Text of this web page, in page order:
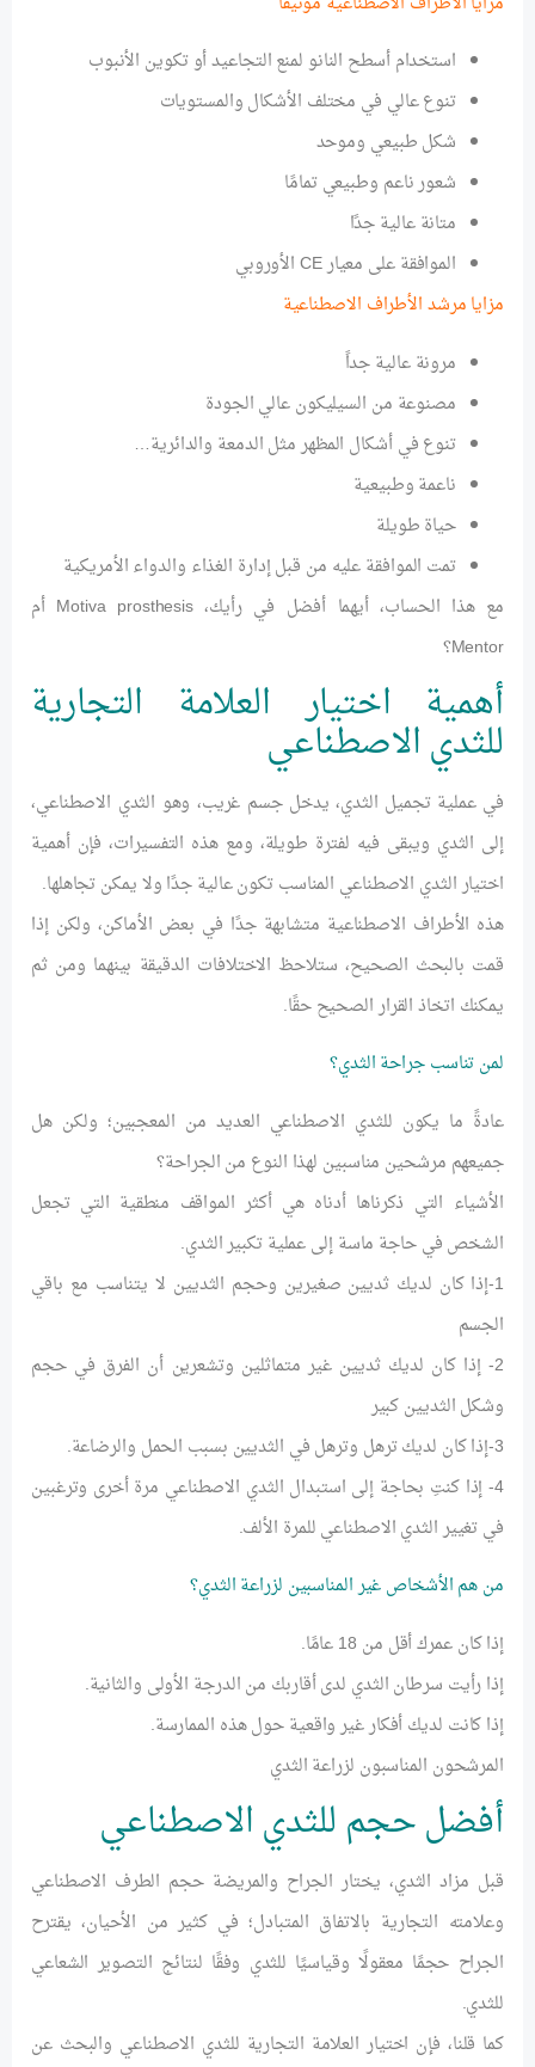
استخدام أسطح النانو لمنع التجاعيد أو تكوين الأنبوب
تنوع عالي في مختلف الأشكال والمستويات
شكل طبيعي وموحد
شعور ناعم وطبيعي تمامًا
متانة عالية جدًا
الموافقة على معيار CE الأوروبي
مزايا مرشد الأطراف الاصطناعية
مرونة عالية جداً
مصنوعة من السيليكون عالي الجودة
تنوع في أشكال المظهر مثل الدمعة والدائرية…
ناعمة وطبيعية
حياة طويلة
تمت الموافقة عليه من قبل إدارة الغذاء والدواء الأمريكية
مع هذا الحساب، أيهما أفضل في رأيك، Motiva prosthesis أم
Mentor؟
أهمية اختيار العلامة التجارية
للثدي الاصطناعي
في عملية تجميل الثدي، يدخل جسم غريب، وهو الثدي الاصطناعي،
إلى الثدي ويبقى فيه لفترة طويلة، ومع هذه التفسيرات، فإن أهمية
اختيار الثدي الاصطناعي المناسب تكون عالية جدًا ولا يمكن تجاهلها.
هذه الأطراف الاصطناعية متشابهة جدًا في بعض الأماكن، ولكن إذا
قمت بالبحث الصحيح، ستلاحظ الاختلافات الدقيقة بينهما ومن ثم
يمكنك اتخاذ القرار الصحيح حقًا.
لمن تناسب جراحة الثدي؟
عادةً ما يكون للثدي الاصطناعي العديد من المعجبين؛ ولكن هل
جميعهم مرشحين مناسبين لهذا النوع من الجراحة؟
الأشياء التي ذكرناها أدناه هي أكثر المواقف منطقية التي تجعل
الشخص في حاجة ماسة إلى عملية تكبير الثدي.
1-إذا كان لديك ثديين صغيرين وحجم الثديين لا يتناسب مع باقي
الجسم
2- إذا كان لديك ثديين غير متماثلين وتشعرين أن الفرق في حجم
وشكل الثديين كبير
3-إذا كان لديك ترهل وترهل في الثديين بسبب الحمل والرضاعة.
4- إذا كنتِ بحاجة إلى استبدال الثدي الاصطناعي مرة أخرى وترغبين
في تغيير الثدي الاصطناعي للمرة الألف.
من هم الأشخاص غير المناسبين لزراعة الثدي؟
إذا كان عمرك أقل من 18 عامًا.
إذا رأيت سرطان الثدي لدى أقاربك من الدرجة الأولى والثانية.
إذا كانت لديك أفكار غير واقعية حول هذه الممارسة.
المرشحون المناسبون لزراعة الثدي
أفضل حجم للثدي الاصطناعي
قبل مزاد الثدي، يختار الجراح والمريضة حجم الطرف الاصطناعي
وعلامته التجارية بالاتفاق المتبادل؛ في كثير من الأحيان، يقترح
الجراح حجمًا معقولًا وقياسيًا للثدي وفقًا لنتائج التصوير الشعاعي
للثدي.
كما قلنا، فإن اختيار العلامة التجارية للثدي الاصطناعي والبحث عن